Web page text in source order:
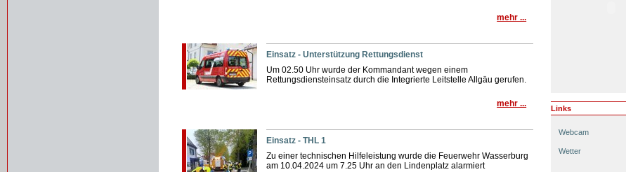
mehr ...
Einsatz - Unterstützung Rettungsdienst
Um 02.50 Uhr wurde der Kommandant wegen einem
Rettungsdiensteinsatz durch die Integrierte Leitstelle Allgäu gerufen.
mehr ...
Einsatz - THL 1
Zu einer technischen Hilfeleistung wurde die Feuerwehr Wasserburg
am 10.04.2024 um 7.25 Uhr an den Lindenplatz alarmiert
Links
Webcam
Wetter